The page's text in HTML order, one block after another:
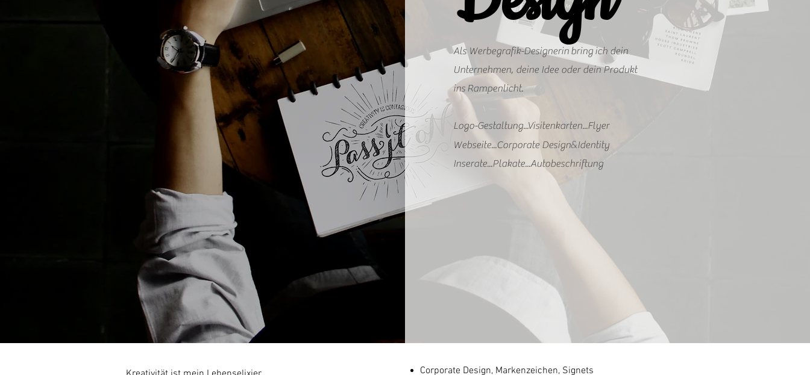
Als Werbegrafik-Designerin bring ich dein
Unternehmen, deine Idee oder dein Produkt
ins Rampenlicht.
Logo-Gestaltung...Visitenkarten...Flyer
Webseite...Corporate Design&Identity
Inserate...Plakate...Autobeschriftung
Corporate Design, Markenzeichen, Signets